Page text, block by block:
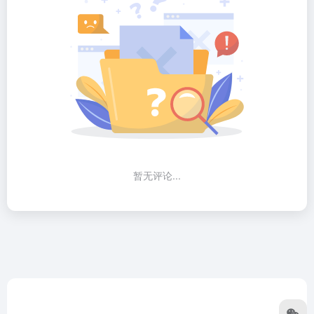
暂无评论...